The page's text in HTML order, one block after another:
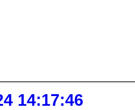
14:17:46